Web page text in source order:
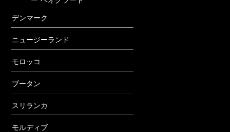
デンマーク
ニュージーランド
モロッコ
ブータン
スリランカ
モルディブ